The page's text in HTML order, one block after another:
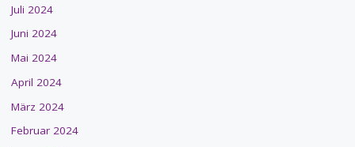
Juli 2024
Juni 2024
Mai 2024
April 2024
März 2024
Februar 2024